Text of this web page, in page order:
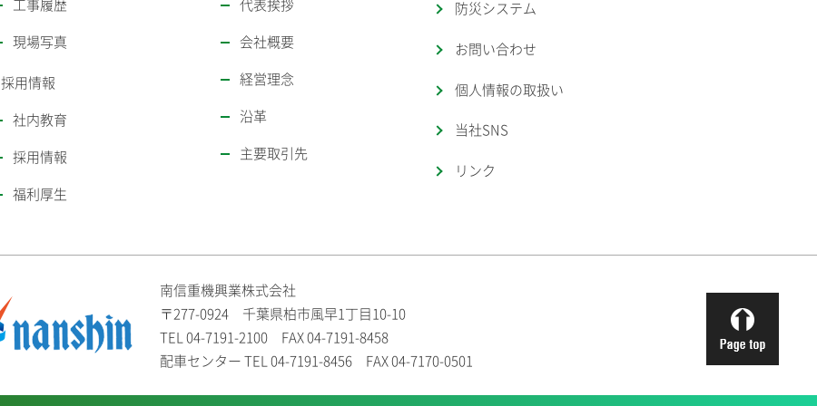
工事履歴
現場写真
採用情報
社内教育
採用情報
福利厚生
代表挨拶
会社概要
経営理念
沿革
主要取引先
防災システム
お問い合わせ
個人情報の取扱い
当社SNS
リンク
南信重機興業株式会社
〒277-0924 千葉県柏市風早1丁目10-10
TEL04-7191-2100FAX 04-7191-8458
配車センター TEL 04-7191-8456 FAX 04-7170-0501